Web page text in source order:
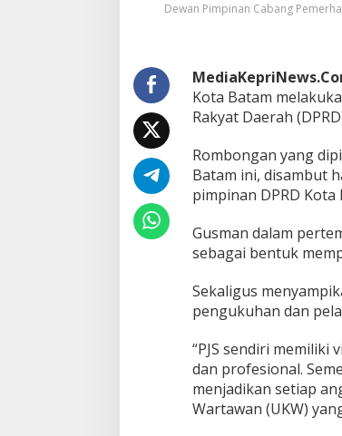
a
D
P
C
P
S
K
o
t
B
a
a
T
r
u
t
e
Dewan Pimpinan Cabang
Kota Batam
Rakyat Daerah
Rombongan yang
Batam ini, disambut
pimpinan DPRD Kota
Gusman dalam
sebagai bentuk
Sekaligus
pengukuhan dan
“PJS sendiri
dan profesional.
menjadikan setiap
Wartawan (UKW)